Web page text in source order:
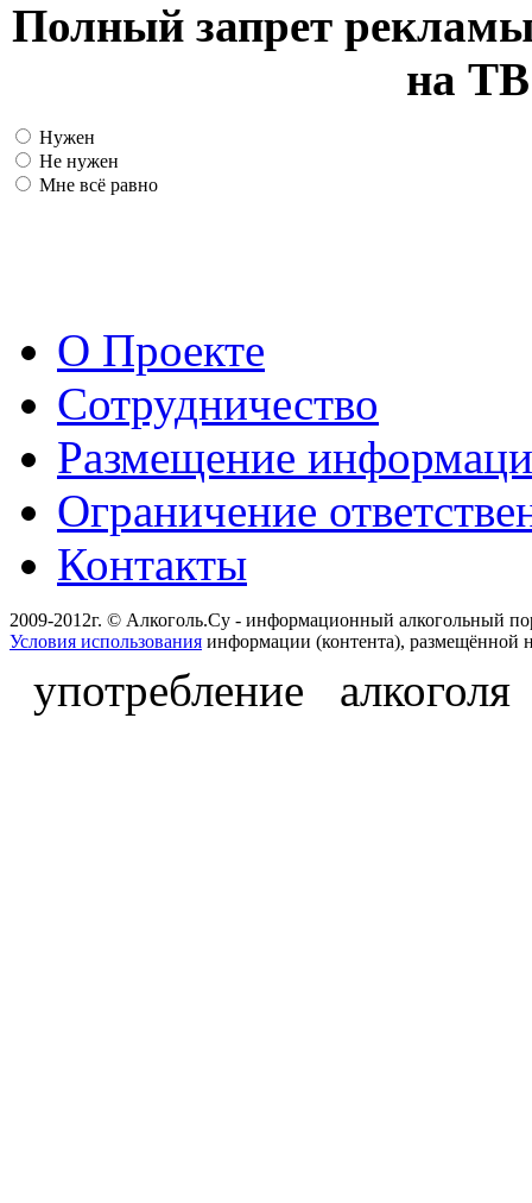
Полный запрет
на ТВ
Нужен
Не нужен
Мне всё равно
О Проекте
Сотрудничество
Размещение
Ограничение
Контакты
2009-2012г. © Алкоголь.Су - информационный алкогольный
Условия использования информации (контента), размещённой
употребление